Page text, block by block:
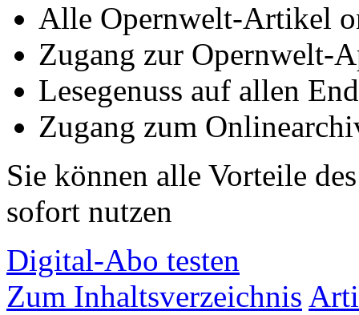
Alle Opernwelt-Artikel
Zugang zur Opernwelt-
Lesegenuss auf allen
Zugang zum
Sie können alle Vorteile
sofort nutzen
Digital-Abo testen
Zum Inhaltsverzeichnis